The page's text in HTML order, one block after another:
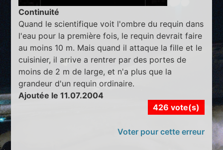
Continuité
Quand le scientifique voit l'ombre du requin dans
l'eau pour la première fois, le requin devrait faire
au moins 10 m. Mais quand il attaque la fille et le
cuisinier, il arrive a rentrer par des portes de
moins de 2 m de large, et n'a plus que la
grandeur d'un requin ordinaire.
Ajoutée le 11.07.2004
426 vote(s)
Voter pour cette erreur